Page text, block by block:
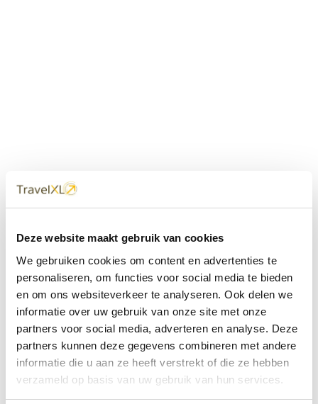
Deze website maakt gebruik van cookies
We gebruiken cookies om content en advertenties te
personaliseren, om functies voor social media te bieden
en om ons websiteverkeer te analyseren. Ook delen we
informatie over uw gebruik van onze site met onze
partners voor social media, adverteren en analyse. Deze
partners kunnen deze gegevens combineren met andere
informatie die u aan ze heeft verstrekt of die ze hebben
verzameld op basis van uw gebruik van hun services.
dichtbij
Met 60+ verkooppunten in Nederland en België staan wij
met onze XL Travelcenters, mobiele reisadviseurs van
TravelXL@Home en deze website altijd voor uw vakantie
klaar.
• Ontzorgen van A-Z • Onafhankelijk advies • Maatwerk •
Bespaar tijd en stress
TravelXLreisbureau's